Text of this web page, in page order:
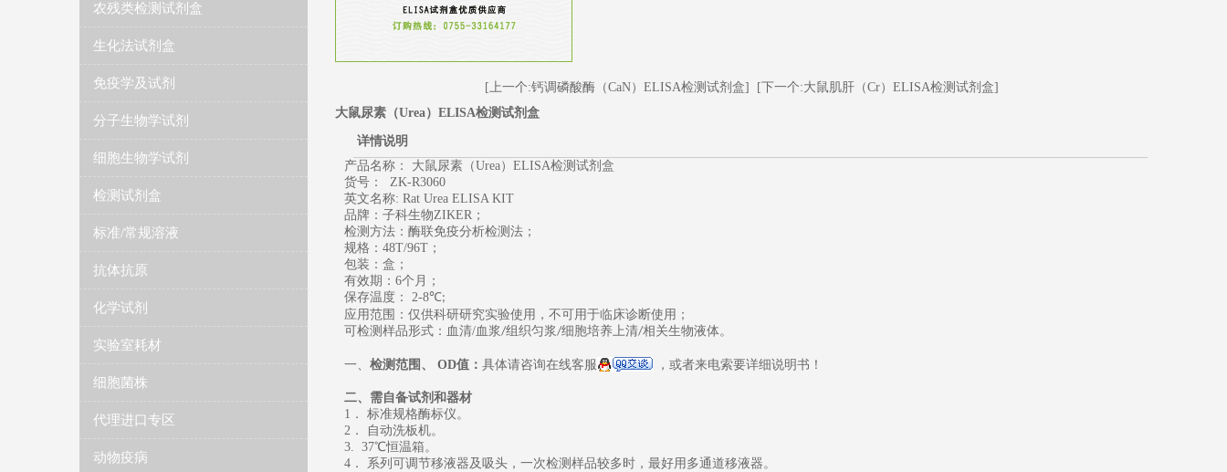
农残类检测试剂盒
生化法试剂盒
免疫学及试剂
分子生物学试剂
细胞生物学试剂
检测试剂盒
标准/常规溶液
抗体抗原
化学试剂
实验室耗材
细胞菌株
代理进口专区
动物疫病
[上一个:钙调磷酸酶（CaN）ELISA检测试剂盒]
[下一个:大鼠肌肝（Cr）ELISA检测试剂盒]
大鼠尿素（Urea）ELISA检测试剂盒
详情说明
产品名称：
大鼠尿素（Urea）ELISA检测试剂盒
货号：
ZK-R3060
英文名称: Rat Urea ELISA KIT
品牌：子科生物ZIKER；
检测方法：酶联免疫分析检测法；
规格： 48T/96T ；
包装：盒；
有效期： 6个月；
保存温度 ： 2-8℃;
应用范围：仅供科研研究实验使用，不可用于临床诊断使用；
可检测样品形式：血清/血浆/组织匀浆/细胞培养上清/相关生物液体。
一、 检测范围、 OD值： 具体请咨询在线客服 ，或者来电索要详细说明书 ！
二、需自备试剂和器材
1 ． 标准规格酶标仪。
2 ． 自动洗板机。
3. 37℃恒温箱。
4 ． 系列可调节移液器及吸头，一次检测样品较多时，最好用多通道移液器。